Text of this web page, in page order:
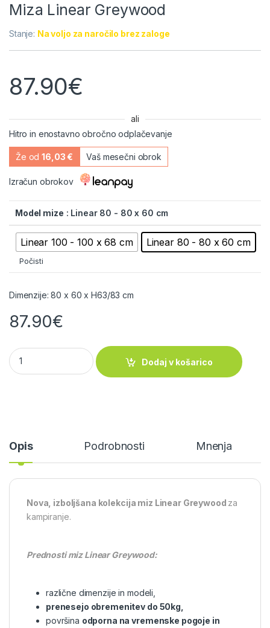
Miza Linear Greywood
Stanje: Na voljo za naročilo brez zaloge
87.90€
ali
Hitro in enostavno obročno odplačevanje
Že od16,03 € Vaš mesečni obrok
Izračun obrokov
Model mize : Linear 80 - 80 x 60 cm
Linear 100 - 100 x 68 cm Linear 80 - 80 x 60 cm
Počisti
Dimenzije: 80 x 60 x H63/83 cm
87.90€
Miza Linear Greywood quantity
Dodaj v košarico
Opis Podrobnosti Mnenja
Nova, izboljšana kolekcija miz Linear Greywood za
kampiranje.
Prednosti miz Linear Greywood:
različne dimenzije in modeli,
prenesejo obremenitev do 50kg,
površina odporna na vremenske pogoje in